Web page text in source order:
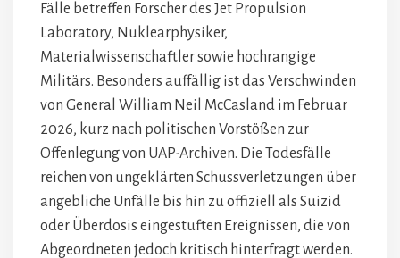
Fälle betreffen Forscher des Jet Propulsion
Laboratory, Nuklearphysiker,
Materialwissenschaftler sowie hochrangige
Militärs. Besonders auffällig ist das Verschwinden
von General William Neil McCasland im Februar
2026, kurz nach politischen Vorstößen zur
Offenlegung von UAP-Archiven. Die Todesfälle
reichen von ungeklärten Schussverletzungen über
angebliche Unfälle bis hin zu offiziell als Suizid
oder Überdosis eingestuften Ereignissen, die von
Abgeordneten jedoch kritisch hinterfragt werden.